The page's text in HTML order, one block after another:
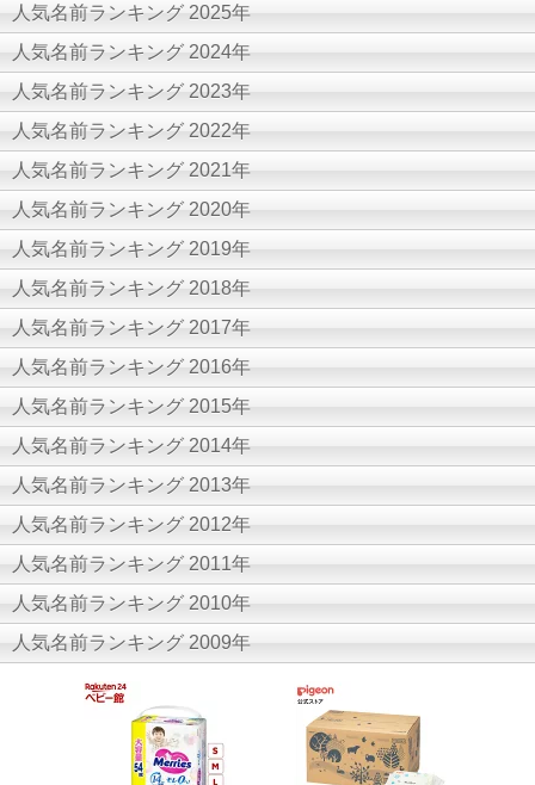
人気名前ランキング 2025年
人気名前ランキング 2024年
人気名前ランキング 2023年
人気名前ランキング 2022年
人気名前ランキング 2021年
人気名前ランキング 2020年
人気名前ランキング 2019年
人気名前ランキング 2018年
人気名前ランキング 2017年
人気名前ランキング 2016年
人気名前ランキング 2015年
人気名前ランキング 2014年
人気名前ランキング 2013年
人気名前ランキング 2012年
人気名前ランキング 2011年
人気名前ランキング 2010年
人気名前ランキング 2009年